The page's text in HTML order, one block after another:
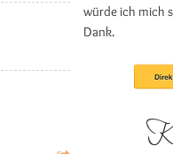
würde ich mich
Dank.